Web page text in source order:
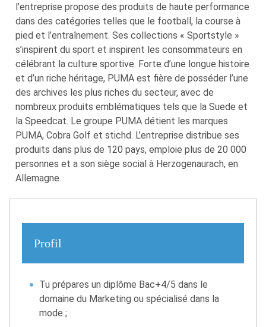
l’entreprise propose des produits de haute performance
dans des catégories telles que le football, la course à
pied et l’entraînement. Ses collections « Sportstyle »
s’inspirent du sport et inspirent les consommateurs en
célébrant la culture sportive. Forte d’une longue histoire
et d’un riche héritage, PUMA est fière de posséder l’une
des archives les plus riches du secteur, avec de
nombreux produits emblématiques tels que la Suede et
la Speedcat. Le groupe PUMA détient les marques
PUMA, Cobra Golf et stichd. L’entreprise distribue ses
produits dans plus de 120 pays, emploie plus de 20 000
personnes et a son siège social à Herzogenaurach, en
Allemagne.
Profil
Tu prépares un diplôme Bac+4/5 dans le
domaine du Marketing ou spécialisé dans la
mode ;